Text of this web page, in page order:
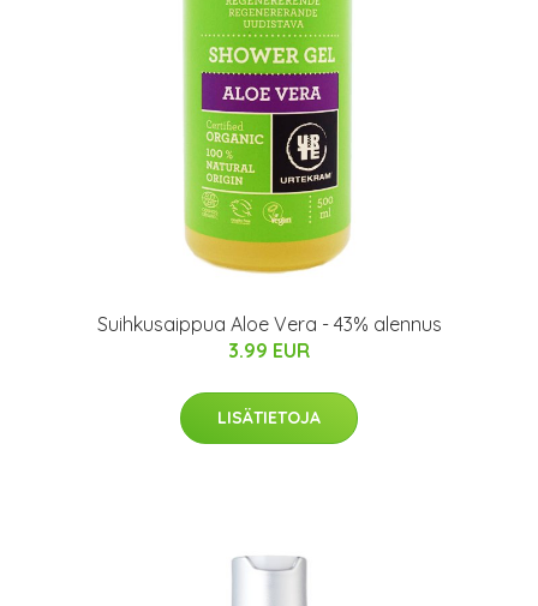
Suihkusaippua Aloe Vera - 43% alennus
3.99 EUR
LISÄTIETOJA